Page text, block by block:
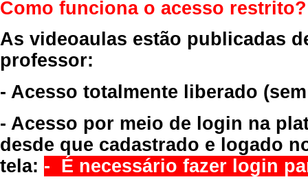
Como funciona o acesso restrito?
As videoaulas estão publicadas
professor:
- Acesso totalmente liberado
- Acesso por meio de login na
desde que cadastrado e logado
tela: - É necessário fazer login